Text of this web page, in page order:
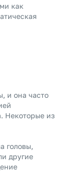
как
и она часто
Некоторые из
головы,
другие